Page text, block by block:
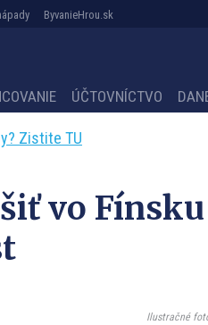
ByvanieHrou.sk
ÚČTOVNÍCTVO
Zistite TU
vo Fínsku
Ilustračné